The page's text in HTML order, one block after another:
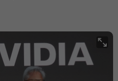
₩78,636(-3.14%)
98.08 (-1.31%)